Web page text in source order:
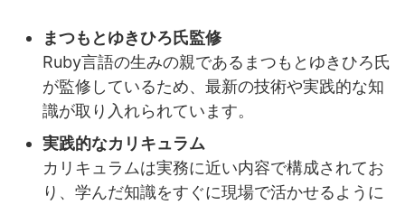
まつもとゆきひろ氏監修
Ruby言語の生みの親であるまつもとゆきひろ氏
が監修しているため、最新の技術や実践的な知
識が取り入れられています。
実践的なカリキュラム
カリキュラムは実務に近い内容で構成されてお
り、学んだ知識をすぐに現場で活かせるように